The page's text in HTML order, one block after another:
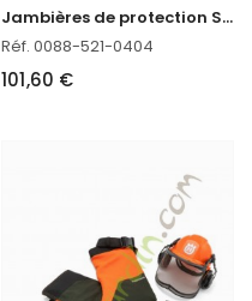
J
ambières de protection STIHL FUNCTION CHAPS 270°
Réf. 0088-521-0404
101,60 €